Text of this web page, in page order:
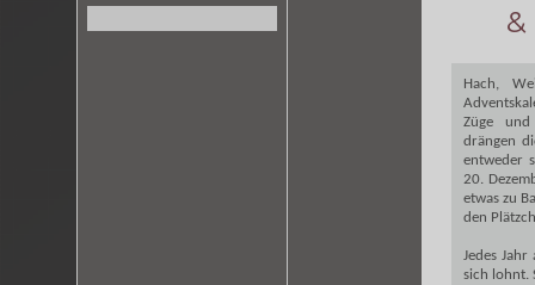
Hach,
Züge und
drängen
entweder
20.
etwas zu
den
Jedes
sich lohnt.